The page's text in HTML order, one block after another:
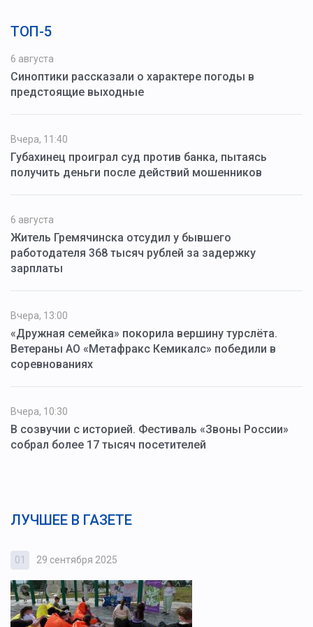
ТОП-5
6 августа
Синоптики рассказали о характере погоды в
предстоящие выходные
Вчера, 11:40
Губахинец проиграл суд против банка, пытаясь
получить деньги после действий мошенников
6 августа
Житель Гремячинска отсудил у бывшего
работодателя 368 тысяч рублей за задержку
зарплаты
Вчера, 13:00
«Дружная семейка» покорила вершину турслёта.
Ветераны АО «Метафракс Кемикалс» победили в
соревнованиях
Вчера, 10:30
В созвучии с историей. Фестиваль «Звоны России»
собрал более 17 тысяч посетителей
ЛУЧШЕЕ В ГАЗЕТЕ
01 29 сентября 2025